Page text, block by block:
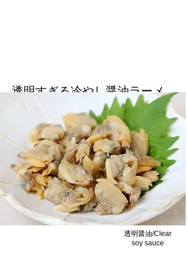
透明すぎる冷やし醤油ラーメ
ン/Clear Cold Soy Sauce
Ramen
さっぱりと昆布風味の醤油ラーメン、動物性
不使用/Refreshing kelp-flavored soy sauce
ramen, animal-free.
透明醤油/Clear
soy sauce